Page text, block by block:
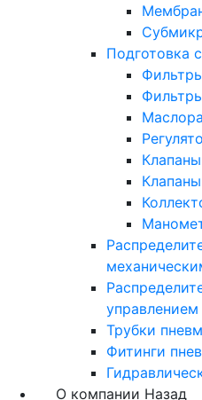
Подготовка
управлением
Трубки
Фитинги
О компании Назад